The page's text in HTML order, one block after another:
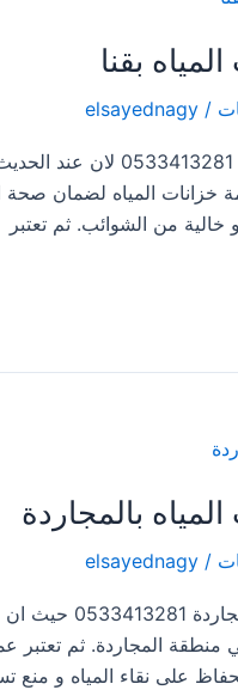
بقنا
/
elsayednagy
شركة عزل خزانات
خزانات المياه لضمان صحة
خالية من الشوائب. ثم تعتبر
بالمجاردة
/
elsayednagy
شركة عزل
منطقة المجاردة. ثم تعتبر
على نقاء المياه و منع